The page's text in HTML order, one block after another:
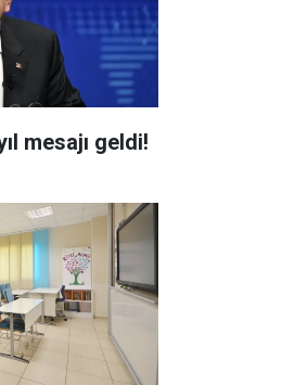
mesajı geldi!